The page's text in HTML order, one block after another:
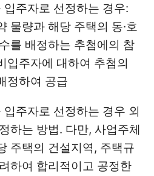
주자로 선정하는 경우:
물량과 해당 주택의 동·호
를 배정하는 추첨에의 참
입주자에 대하여 추첨의
정하여 공급
주자로 선정하는 경우 외
하는 방법. 다만, 사업주체
주택의 건설지역, 주택규
하여 합리적이고 공정한